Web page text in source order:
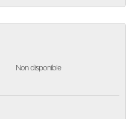
Non disponible